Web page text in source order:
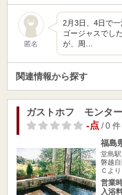
匿名
2月3日、4日で
ゴージャスでし
が、周…
関連情報から探す
ガストホフ モンタ
-点/ 0 件
福島
堂島
磐越
Ｃよ
営業
入浴